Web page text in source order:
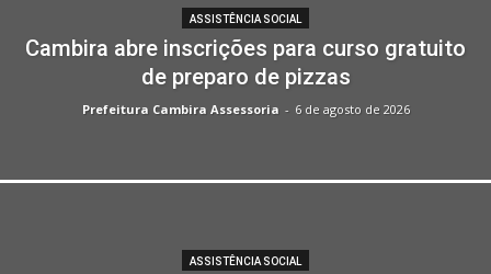
ASSISTÊNCIA SOCIAL
Cambira abre inscrições para curso gratuito
de preparo de pizzas
Prefeitura Cambira Assessoria - 6 de agosto de 2026
ASSISTÊNCIA SOCIAL